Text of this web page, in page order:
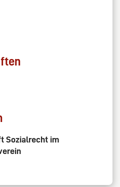
Sozialrecht im